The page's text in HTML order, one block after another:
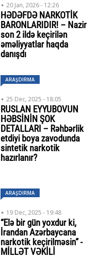
20 Jan, 2026 - 12:26
HƏDƏFDƏ NARKOTİK
BARONLARIDIR! – Nazir
son 2 ildə keçirilən
əməliyyatlar haqda
danışdı
ARAŞDIRMA
25 Dec, 2025 - 18:05
RUSLAN EYYUBOVUN
HƏBSİNİN ŞOK
DETALLARI – Rəhbərlik
etdiyi boya zavodunda
sintetik narkotik
hazırlanır?
ARAŞDIRMA
19 Dec, 2025 - 19:48
“Elə bir gün yoxdur ki,
İrandan Azərbaycana
narkotik keçirilməsin” -
MİLLƏT VƏKİLİ